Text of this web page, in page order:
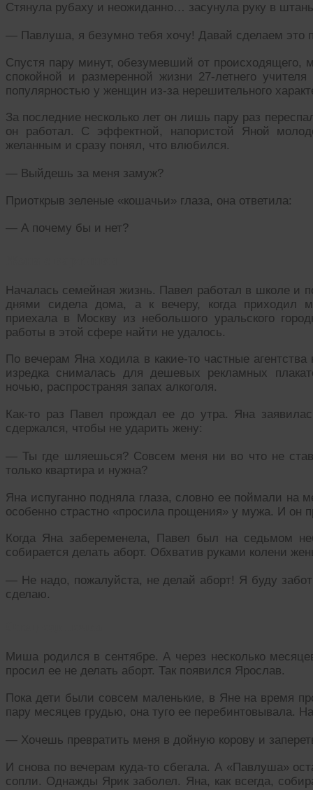
Стянула рубаху и неожиданно… засунула руку в
— Павлуша, я безумно тебя хочу! Давай сделаем это
Спустя пару минут, обезумевший от происходящего,
спокойной и размеренной жизни 27-летнего
популярностью у женщин из-за нерешительного
За последние несколько лет он лишь пару раз
он работал. С эффектной, напористой Яной
желанным и сразу понял, что влюбился.
— Выйдешь за меня замуж?
Приоткрыв зеленые «кошачьи» глаза, она ответила:
— А почему бы и нет?
Началась семейная жизнь. Павел работал в школе и
днями сидела дома, а к вечеру, когда приходил
приехала в Москву из небольшого уральского
работы в этой сфере найти не удалось.
По вечерам Яна ходила в какие-то частные
изредка снималась для дешевых рекламных
ночью, распространяя запах алкоголя.
Как-то раз Павел прождал ее до утра. Яна
сдержался, чтобы не ударить жену:
— Ты где шляешься? Совсем меня ни во что не
только квартира и нужна?
Яна испуганно подняла глаза, словно ее поймали
особенно страстно «просила прощения» у мужа. И он
Когда Яна забеременела, Павел был на седьмом
собирается делать аборт. Обхватив руками колени
— Не надо, пожалуйста, не делай аборт! Я буду
сделаю.
Миша родился в сентябре. А через несколько
просил ее не делать аборт. Так появился Ярослав.
Пока дети были совсем маленькие, в Яне на время
пару месяцев грудью, она туго ее перебинтовывала.
— Хочешь превратить меня в дойную корову и
И снова по вечерам куда-то сбегала. А «Павлуша»
сопли. Однажды Ярик заболел. Яна, как всегда,